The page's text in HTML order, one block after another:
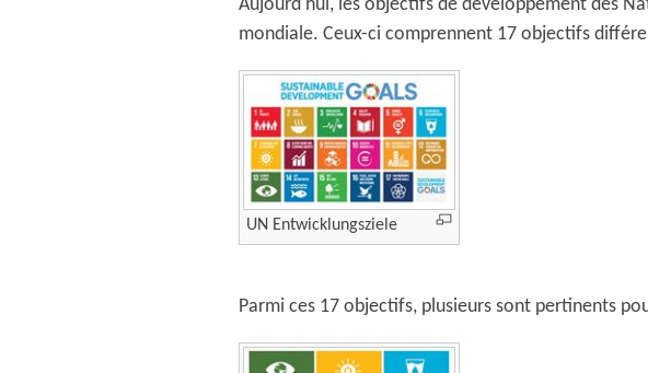
Aujourd'hui, les objectifs de développement des
mondiale. Ceux-ci comprennent 17 objectifs
UN Entwicklungsziele
Parmi ces 17 objectifs, plusieurs sont pertinents